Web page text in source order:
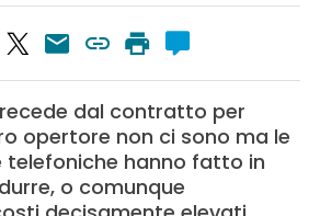
dal contratto per
opertore non ci sono ma le
telefoniche hanno fatto in
o comunque